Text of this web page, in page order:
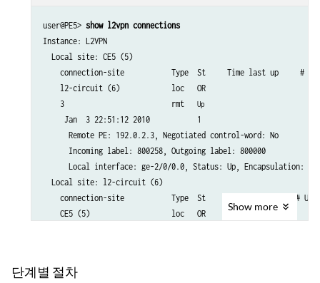
      Incoming label: 301328, Outgoing label: 300192
user@PE5> show l2vpn connections
Instance: L2VPN
  Local site: CE5 (5)
connection-site           Type  St     Time last up     # Up
    l2-circuit (6)            loc   OR
    3                         rmt
Up
     Jan  3 22:51:12 2010           1
      Remote PE: 192.0.2.3, Negotiated control-word: No
      Incoming label: 800258, Outgoing label: 800000
Local interface: ge-2/0/0.0, Status: Up, Encapsulation:
  Local site: l2-circuit (6)
connection-site           Type  St     Time last up    # Up
    CE5 (5)                   loc   OR
      Local interface:
Show more
단계별 절차